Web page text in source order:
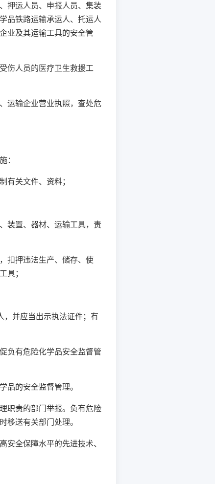
押运人员、申报人员、集装
品铁路运输承运人、托运人
业及其运输工具的安全管
伤人员的医疗卫生救援工
运输企业营业执照，查处危
：
关文件、资料；
装置、器材、运输工具，责
扣押违法生产、储存、使
具；
并应当出示执法证件；有
有危险化学品安全监督管
的安全监督管理。
责的部门举报。负有危险
移送有关部门处理。
全保障水平的先进技术、